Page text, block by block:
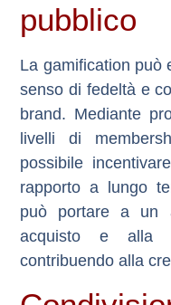
pubblico
La gamification può
senso di fedeltà e
brand. Mediante
livelli di
possibile
rapporto a lungo
può portare a un
acquisto e alla
contribuendo alla